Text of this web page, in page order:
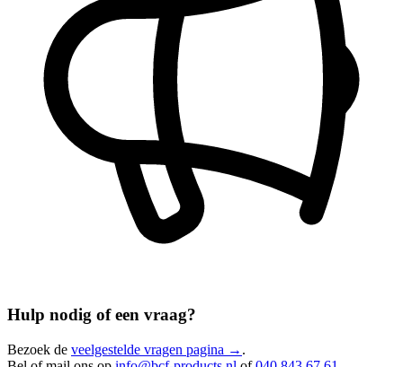
Hulp nodig of een vraag?
Bezoek de veelgestelde vragen pagina → .